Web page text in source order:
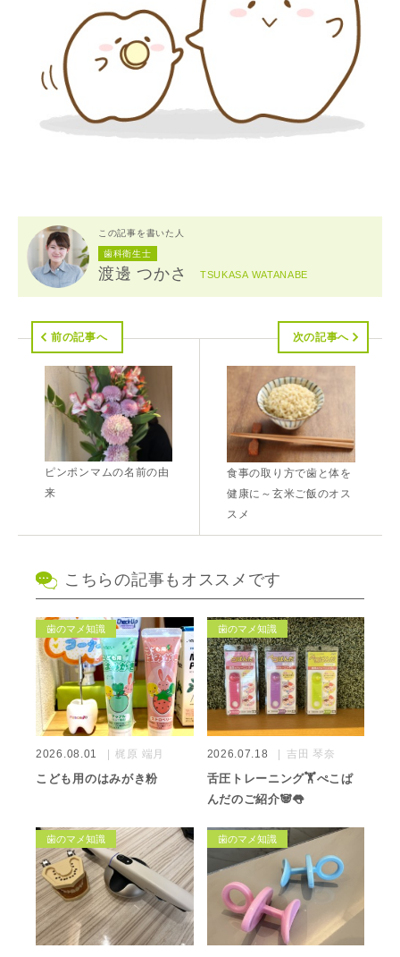
この記事を書いた人
歯科衛生士
渡邊 つかさ TSUKASA WATANABE
前の記事へ
ピンポンマムの名前の由
来
次の記事へ
食事の取り方で歯と体を
健康に～玄米ご飯のオス
スメ
こちらの記事もオススメです
歯のマメ知識
2026.08.01 梶原 端月
こども用のはみがき粉
歯のマメ知識
2026.07.18 吉田 琴奈
舌圧トレーニング🏋️ぺこぱ
んだのご紹介🐼👅
歯のマメ知識 歯のマメ知識